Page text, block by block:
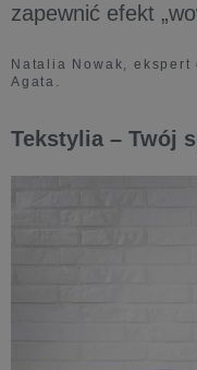
zapewnić efekt
Natalia Nowak,
Agata.
Tekstylia – Twój